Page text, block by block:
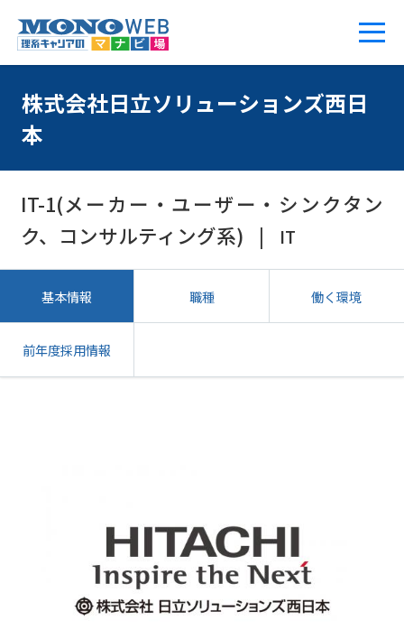
株式会社日立ソリューションズ西日
本
IT-1(メーカー・ユーザー・シンクタン
ク、コンサルティング系)
IT
基本情報 職種 働く環境
前年度採用情報